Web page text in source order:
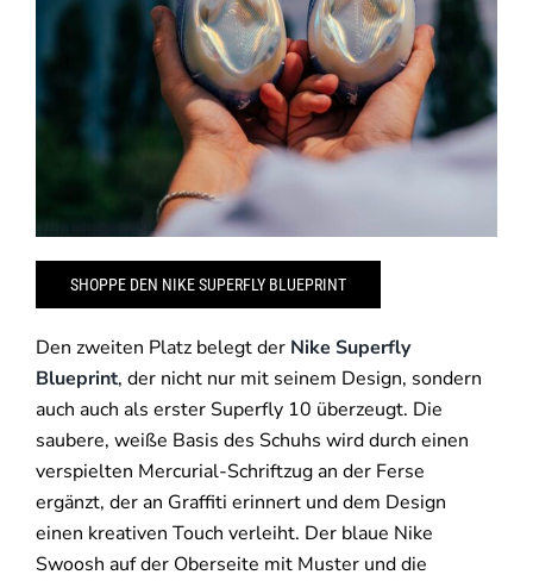
SHOPPE DEN NIKE SUPERFLY BLUEPRINT
Den zweiten Platz belegt der Nike Superfly
Blueprint, der nicht nur mit seinem Design, sondern
auch auch als erster Superfly 10 überzeugt. Die
saubere, weiße Basis des Schuhs wird durch einen
verspielten Mercurial-Schriftzug an der Ferse
ergänzt, der an Graffiti erinnert und dem Design
einen kreativen Touch verleiht. Der blaue Nike
Swoosh auf der Oberseite mit Muster und die